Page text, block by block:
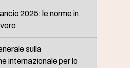
2025: le norme in
sulla
internazionale per lo